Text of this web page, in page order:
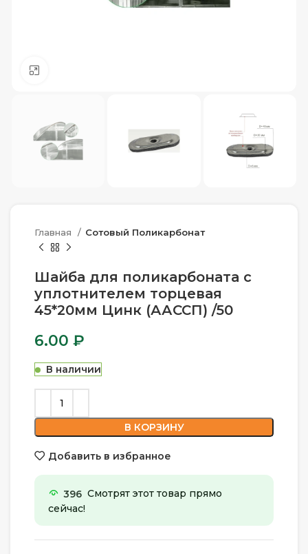
Главная Сотовый Поликарбонат
Шайба для поликарбоната с
уплотнителем торцевая
45*20мм Цинк (ААССП) /50
6.00 ₽
В наличии
В КОРЗИНУ
Добавить в избранное
396 Смотрят этот товар прямо
сейчас!